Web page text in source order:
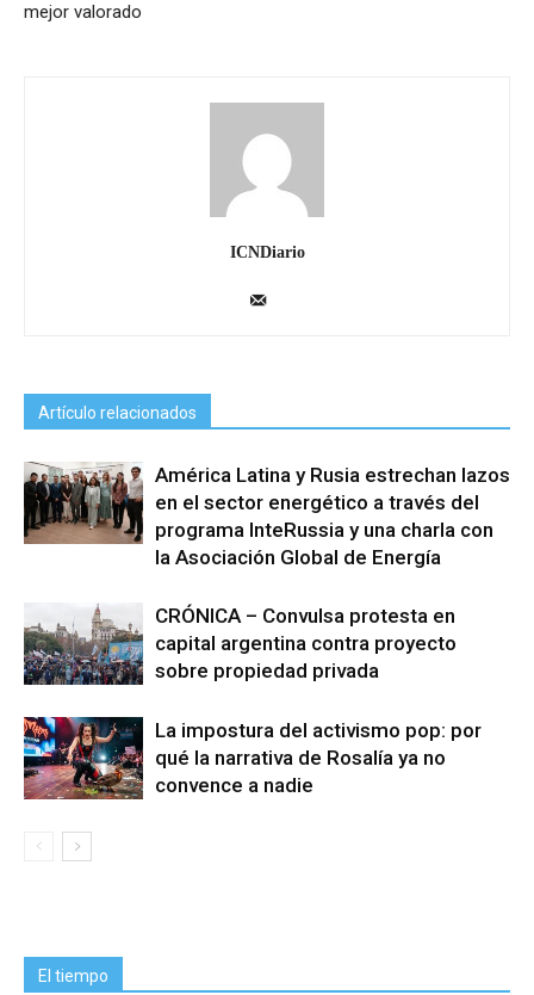
mejor valorado
ICNDiario
Artículo relacionados
América Latina y Rusia estrechan lazos
en el sector energético a través del
programa InteRussia y una charla con
la Asociación Global de Energía
CRÓNICA – Convulsa protesta en
capital argentina contra proyecto
sobre propiedad privada
La impostura del activismo pop: por
qué la narrativa de Rosalía ya no
convence a nadie
El tiempo